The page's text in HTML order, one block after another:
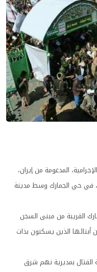
المدعومة من إيران،
واحد، في حي الجمارك وسط مدينة
القريبة من مبنى السجن
الأربعاء، جثامين 25 قتيلاً من أبنائها الذين يسكنون بذات
بمديرية نهم شرق